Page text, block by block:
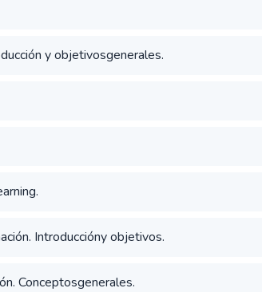
y objetivosgenerales.
Introduccióny objetivos.
Conceptosgenerales.